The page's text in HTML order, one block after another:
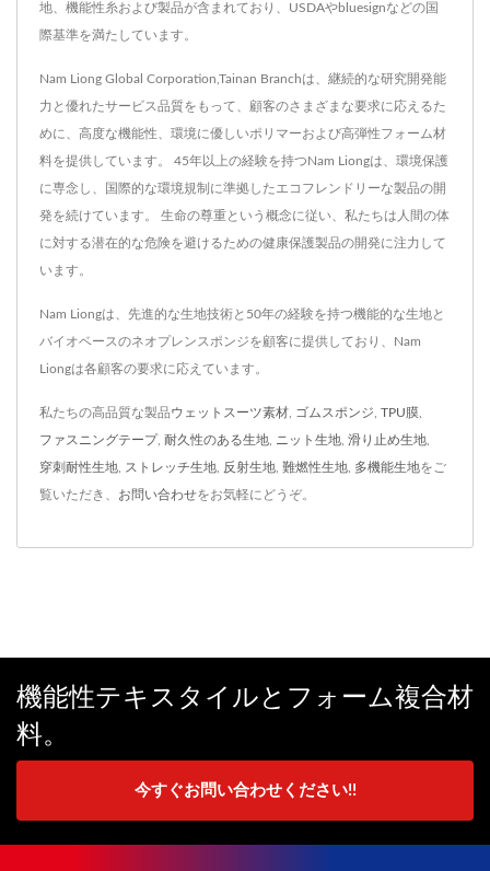
地、機能性糸および製品が含まれており、USDAやbluesignなどの国
際基準を満たしています。
Nam Liong Global Corporation,Tainan Branchは、継続的な研究開発能
力と優れたサービス品質をもって、顧客のさまざまな要求に応えるた
めに、高度な機能性、環境に優しいポリマーおよび高弾性フォーム材
料を提供しています。 45年以上の経験を持つNam Liongは、環境保護
に専念し、国際的な環境規制に準拠したエコフレンドリーな製品の開
発を続けています。 生命の尊重という概念に従い、私たちは人間の体
に対する潜在的な危険を避けるための健康保護製品の開発に注力して
います。
Nam Liongは、先進的な生地技術と50年の経験を持つ機能的な生地と
バイオベースのネオプレンスポンジを顧客に提供しており、Nam
Liongは各顧客の要求に応えています。
私たちの高品質な製品ウェットスーツ素材 ゴムスポンジ TPU膜
ファスニングテープ 耐久性のある生地 ニット生地 滑り止め生地
穿刺耐性生地 ストレッチ生地 反射生地 難燃性生地 多機能生地をご
覧いただき、 お問い合わせをお気軽にどうぞ。
機能性テキスタイルとフォーム複合材
料。
今すぐお問い合わせください!!